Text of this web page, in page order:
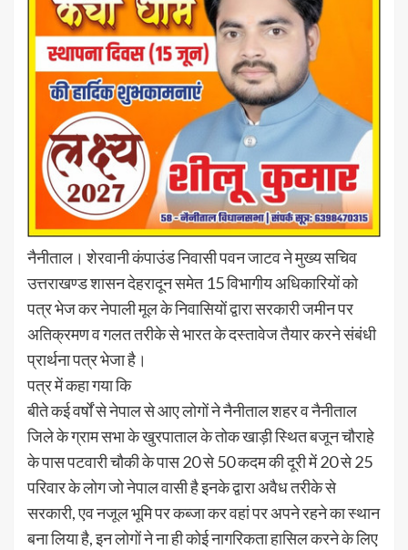
नैनीताल। शेरवानी कंपाउंड निवासी पवन जाटव ने मुख्य सचिव
उत्तराखण्ड शासन देहरादून समेत 15 विभागीय अधिकारियों को
पत्र भेज कर नेपाली मूल के निवासियों द्वारा सरकारी जमीन पर
अतिक्रमण व गलत तरीके से भारत के दस्तावेज तैयार करने संबंधी
प्रार्थना पत्र भेजा है।
पत्र में कहा गया कि
बीते कई वर्षों से नेपाल से आए लोगों ने नैनीताल शहर व नैनीताल
जिले के ग्राम सभा के खुरपाताल के तोक खाड़ी स्थित बजून चौराहे
के पास पटवारी चौकी के पास 20 से 50 कदम की दूरी में 20 से 25
परिवार के लोग जो नेपाल वासी है इनके द्वारा अवैध तरीके से
सरकारी, एव नजूल भूमि पर कब्जा कर वहां पर अपने रहने का स्थान
बना लिया है, इन लोगों ने ना ही कोई नागरिकता हासिल करने के लिए